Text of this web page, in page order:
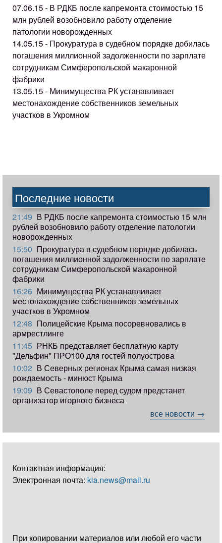
07.06.15 - В РДКБ после капремонта стоимостью 15
млн рублей возобновило работу отделение
патологии новорожденных
14.05.15 - Прокуратура в судебном порядке добилась
погашения миллионной задолженности по зарплате
сотрудникам Симферопольской макаронной
фабрики
13.05.15 - Минимущества РК устанавливает
местонахождение собственников земельных
участков в Укромном
Последние новости
21:49 В РДКБ после капремонта стоимостью 15 млн
рублей возобновило работу отделение патологии
новорожденных
15:50 Прокуратура в судебном порядке добилась
погашения миллионной задолженности по зарплате
сотрудникам Симферопольской макаронной
фабрики
16:26 Минимущества РК устанавливает
местонахождение собственников земельных
участков в Укромном
12:48 Полицейские Крыма посоревновались в
армрестлинге
11:45 РНКБ представляет бесплатную карту
"Дельфин" ПРО100 для гостей полуострова
10:02 В Северных регионах Крыма самая низкая
рождаемость - минюст Крыма
19:09 В Севастополе перед судом предстанет
организатор игорного бизнеса
все новости →
Контактная информация:
Электронная почта: kia.news@mail.ru
При копировании материалов или любой его части